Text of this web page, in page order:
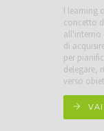
l learning
concetto
all'interno
di
per
delegare,
verso
VAI